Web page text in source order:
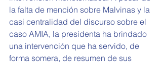
la falta de mención sobre Malvinas y la
casi centralidad del discurso sobre el
caso AMIA, la presidenta ha brindado
una intervención que ha servido, de
forma somera, de resumen de sus